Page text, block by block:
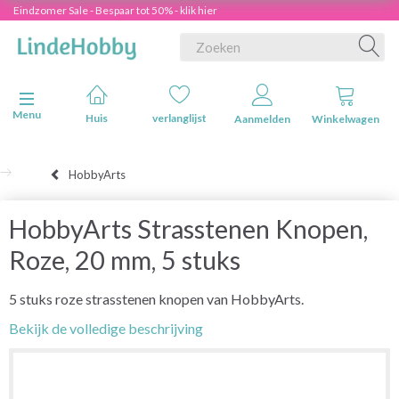
Eindzomer Sale - Bespaar tot 50% - klik hier
Navigatie in-/uitschakelen
Menu
Huis verlanglijst Aanmelden Winkelwagen
HobbyArts
HobbyArts Strasstenen Knopen,
Roze, 20 mm, 5 stuks
5 stuks roze strasstenen knopen van HobbyArts.
Bekijk de volledige beschrijving